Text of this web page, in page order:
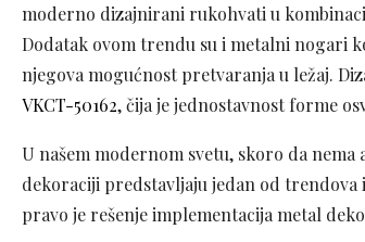
moderno dizajnirani rukohvati u
Dodatak ovom trendu su i metalni nogari
njegova mogućnost pretvaranja u ležaj.
VKCT-50162, čija je jednostavnost forme
U našem modernom svetu, skoro da
dekoraciji predstavljaju jedan od trendova
pravo je rešenje implementacija metal